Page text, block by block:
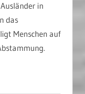
in
das
Menschen auf